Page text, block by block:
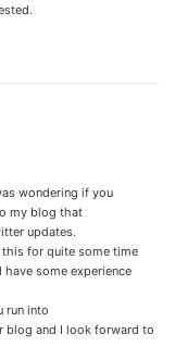
wondering if you
my blog that
updates.
this for quite some time
some experience
run into
blog and I look forward to